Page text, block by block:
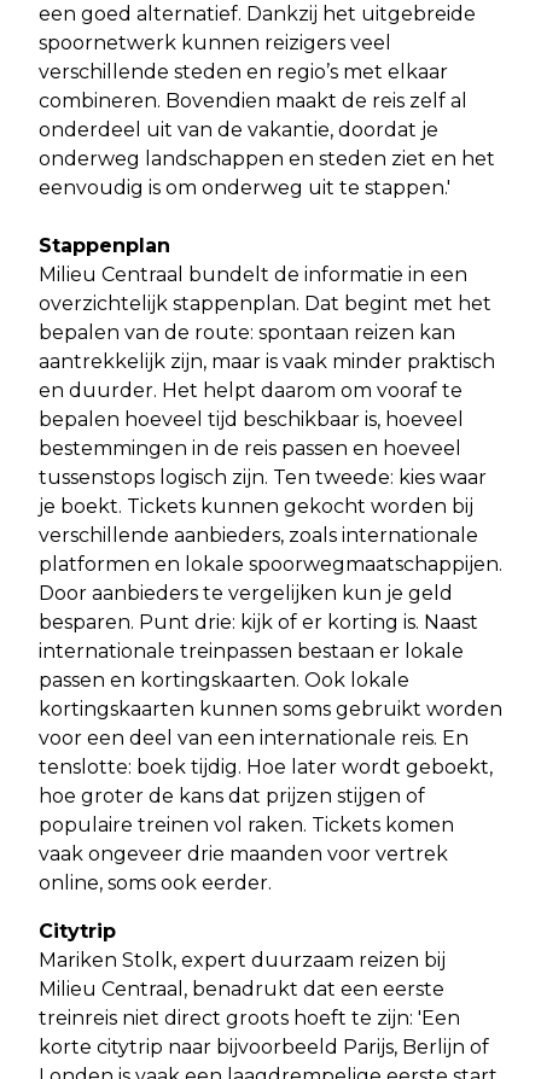
een goed alternatief. Dankzij het uitgebreide
spoornetwerk kunnen reizigers veel
verschillende steden en regio’s met elkaar
combineren. Bovendien maakt de reis zelf al
onderdeel uit van de vakantie, doordat je
onderweg landschappen en steden ziet en het
eenvoudig is om onderweg uit te stappen.'
Stappenplan
Milieu Centraal bundelt de informatie in een
overzichtelijk stappenplan. Dat begint met het
bepalen van de route: spontaan reizen kan
aantrekkelijk zijn, maar is vaak minder praktisch
en duurder. Het helpt daarom om vooraf te
bepalen hoeveel tijd beschikbaar is, hoeveel
bestemmingen in de reis passen en hoeveel
tussenstops logisch zijn. Ten tweede: kies waar
je boekt. Tickets kunnen gekocht worden bij
verschillende aanbieders, zoals internationale
platformen en lokale spoorwegmaatschappijen.
Door aanbieders te vergelijken kun je geld
besparen. Punt drie: kijk of er korting is. Naast
internationale treinpassen bestaan er lokale
passen en kortingskaarten. Ook lokale
kortingskaarten kunnen soms gebruikt worden
voor een deel van een internationale reis. En
tenslotte: boek tijdig. Hoe later wordt geboekt,
hoe groter de kans dat prijzen stijgen of
populaire treinen vol raken. Tickets komen
vaak ongeveer drie maanden voor vertrek
online, soms ook eerder.
Citytrip
Mariken Stolk, expert duurzaam reizen bij
Milieu Centraal, benadrukt dat een eerste
treinreis niet direct groots hoeft te zijn: 'Een
korte citytrip naar bijvoorbeeld Parijs, Berlijn of